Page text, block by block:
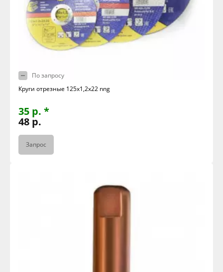
По запросу
Круги отрезные 125х1,2х22 nng
35 р. *
48 р.
Запрос